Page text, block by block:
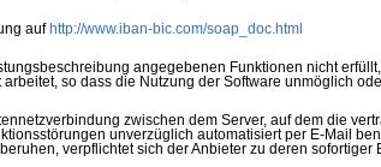
auf http://www.iban-bic.com/soap_doc.html
angegebenen Funktionen nicht
so dass die Nutzung der Software unmöglich
zwischen dem Server, auf dem die
unverzüglich automatisiert per E-Mail
verpflichtet sich der Anbieter zu deren sofortiger